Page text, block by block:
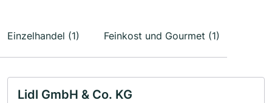
Einzelhandel (1) Feinkost und Gourmet (1)
Lidl GmbH & Co. KG